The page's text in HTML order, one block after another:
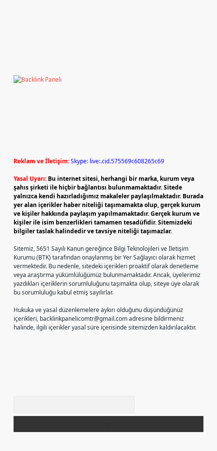
Reklam ve İletişim:Skype: live:.cid.575569c608265c69
Yasal Uyarı: Bu internet sitesi, herhangi bir marka, kurum veya
şahıs şirketi ile hiçbir bağlantısı bulunmamaktadır. Sitede
yalnızca kendi hazırladığımız makaleler paylaşılmaktadır. Burada
yer alan içerikler haber niteliği taşımamakta olup, gerçek kurum
ve kişiler hakkında paylaşım yapılmamaktadır. Gerçek kurum ve
kişiler ile isim benzerlikleri tamamen tesadüfidir. Sitemizdeki
bilgiler taslak halindedir ve tavsiye niteliği taşımazlar.
Sitemiz, 5651 Sayılı Kanun gereğince Bilgi Teknolojileri ve İletişim
Kurumu (BTK) tarafından onaylanmış bir Yer Sağlayıcı olarak hizmet
vermektedir. Bu nedenle, sitedeki içerikleri proaktif olarak denetleme
veya araştırma yükümlülüğümüz bulunmamaktadır. Ancak, üyelerimiz
yazdıkları içeriklerin sorumluluğunu taşımakta olup, siteye üye olarak
bu sorumluluğu kabul etmiş sayılırlar.
Hukuka ve yasal düzenlemelere aykırı olduğunu düşündüğünüz
içerikleri, backlinkpanelicomtr@gmail.comadresine bildirmeniz
halinde, ilgili içerikler yasal süre içerisinde sitemizden kaldırılacaktır.